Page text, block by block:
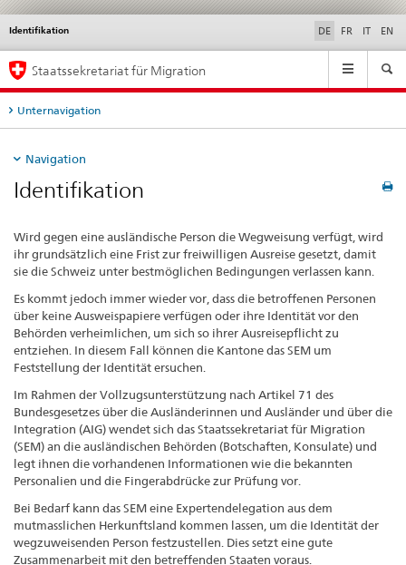
Identifikation DE FR IT EN
Service
Hauptnavigation
Staatssekretariat für Migration
Unternavigation
Navigation
Identifikation
Wird gegen eine ausländische Person die Wegweisung verfügt, wird
ihr grundsätzlich eine Frist zur freiwilligen Ausreise gesetzt, damit
sie die Schweiz unter bestmöglichen Bedingungen verlassen kann.
Es kommt jedoch immer wieder vor, dass die betroffenen Personen
über keine Ausweispapiere verfügen oder ihre Identität vor den
Behörden verheimlichen, um sich so ihrer Ausreisepflicht zu
entziehen. In diesem Fall können die Kantone das SEM um
Feststellung der Identität ersuchen.
Im Rahmen der Vollzugsunterstützung nach Artikel 71 des
Bundesgesetzes über die Ausländerinnen und Ausländer und über die
Integration (AIG) wendet sich das Staatssekretariat für Migration
(SEM) an die ausländischen Behörden (Botschaften, Konsulate) und
legt ihnen die vorhandenen Informationen wie die bekannten
Personalien und die Fingerabdrücke zur Prüfung vor.
Bei Bedarf kann das SEM eine Expertendelegation aus dem
mutmasslichen Herkunftsland kommen lassen, um die Identität der
wegzuweisenden Person festzustellen. Dies setzt eine gute
Zusammenarbeit mit den betreffenden Staaten voraus.